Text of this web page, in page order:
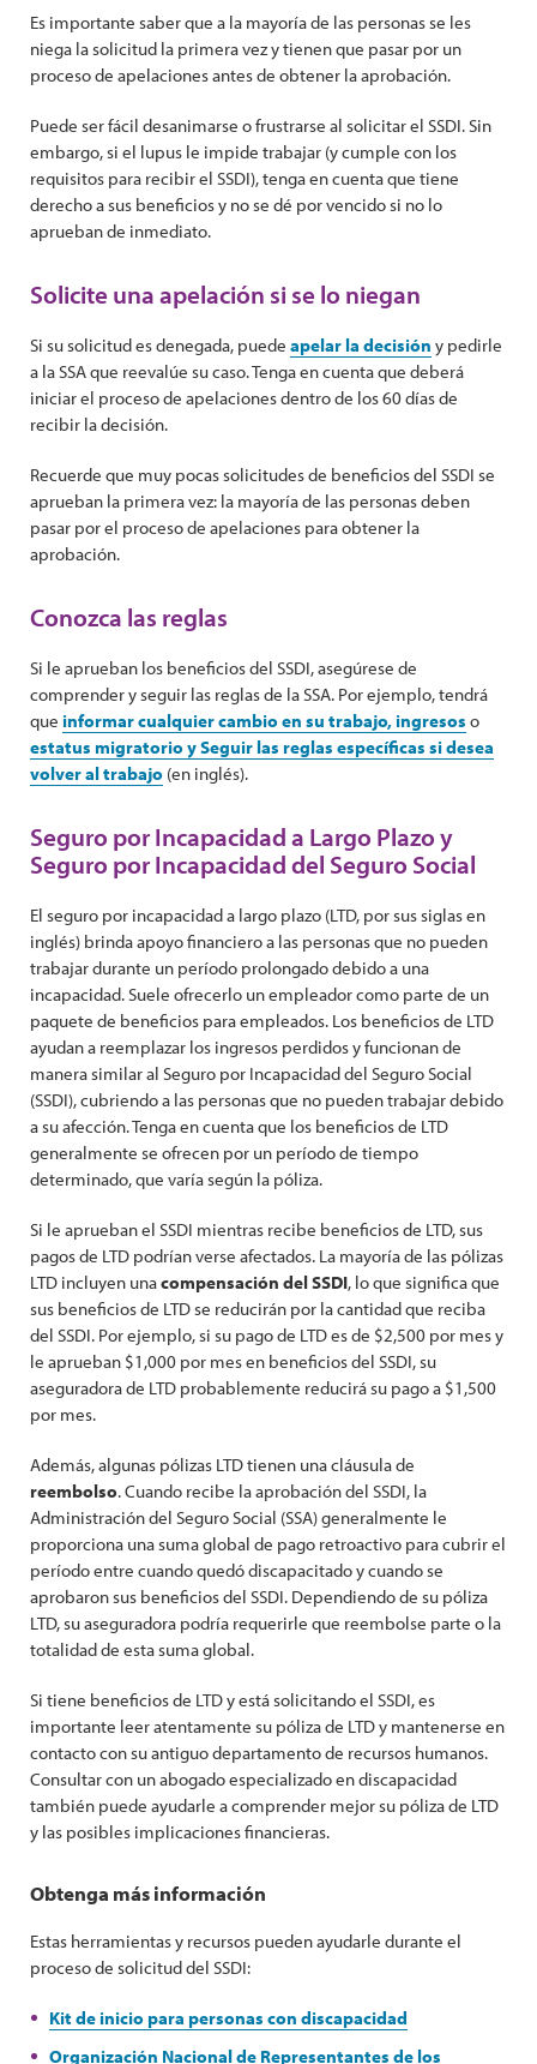
Es importante saber que a la mayoría de las personas se les
niega la solicitud la primera vez y tienen que pasar por un
proceso de apelaciones antes de obtener la aprobación.
Puede ser fácil desanimarse o frustrarse al solicitar el SSDI. Sin
embargo, si el lupus le impide trabajar (y cumple con los
requisitos para recibir el SSDI), tenga en cuenta que tiene
derecho a sus beneficios y no se dé por vencido si no lo
aprueban de inmediato.
Solicite una apelación si se lo niegan
Si su solicitud es denegada, puede apelar la decisión y pedirle
a la SSA que reevalúe su caso. Tenga en cuenta que deberá
iniciar el proceso de apelaciones dentro de los 60 días de
recibir la decisión.
Recuerde que muy pocas solicitudes de beneficios del SSDI se
aprueban la primera vez: la mayoría de las personas deben
pasar por el proceso de apelaciones para obtener la
aprobación.
Conozca las reglas
Si le aprueban los beneficios del SSDI, asegúrese de
comprender y seguir las reglas de la SSA. Por ejemplo, tendrá
que informar cualquier cambio en su trabajo, ingresos o
estatus migratorio y Seguir las reglas específicas si desea
volver al trabajo (en inglés).
Seguro por Incapacidad a Largo Plazo y
Seguro por Incapacidad del Seguro Social
El seguro por incapacidad a largo plazo (LTD, por sus siglas en
inglés) brinda apoyo financiero a las personas que no pueden
trabajar durante un período prolongado debido a una
incapacidad. Suele ofrecerlo un empleador como parte de un
paquete de beneficios para empleados. Los beneficios de LTD
ayudan a reemplazar los ingresos perdidos y funcionan de
manera similar al Seguro por Incapacidad del Seguro Social
(SSDI), cubriendo a las personas que no pueden trabajar debido
a su afección. Tenga en cuenta que los beneficios de LTD
generalmente se ofrecen por un período de tiempo
determinado, que varía según la póliza.
Si le aprueban el SSDI mientras recibe beneficios de LTD, sus
pagos de LTD podrían verse afectados. La mayoría de las pólizas
LTD incluyen unacompensación del SSDI, lo que significa que
sus beneficios de LTD se reducirán por la cantidad que reciba
del SSDI. Por ejemplo, si su pago de LTD es de $2,500 por mes y
le aprueban $1,000 por mes en beneficios del SSDI, su
aseguradora de LTD probablemente reducirá su pago a $1,500
por mes.
Además, algunas pólizas LTD tienen una cláusula de
reembolso. Cuando recibe la aprobación del SSDI, la
Administración del Seguro Social (SSA) generalmente le
proporciona una suma global de pago retroactivo para cubrir el
período entre cuando quedó discapacitado y cuando se
aprobaron sus beneficios del SSDI. Dependiendo de su póliza
LTD, su aseguradora podría requerirle que reembolse parte o la
totalidad de esta suma global.
Si tiene beneficios de LTD y está solicitando el SSDI, es
importante leer atentamente su póliza de LTD y mantenerse en
contacto con su antiguo departamento de recursos humanos.
Consultar con un abogado especializado en discapacidad
también puede ayudarle a comprender mejor su póliza de LTD
y las posibles implicaciones financieras.
Obtenga más información
Estas herramientas y recursos pueden ayudarle durante el
proceso de solicitud del SSDI:
Kit de inicio para personas con discapacidad
Organización Nacional de Representantes de los